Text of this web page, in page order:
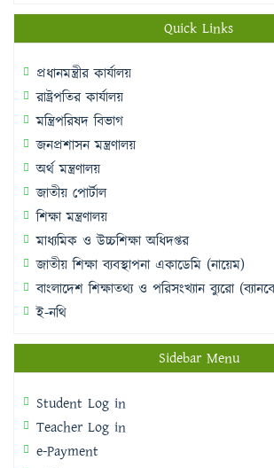
Quick Links
প্রধানমন্ত্রীর কার্যালয়
রাষ্ট্রপতির কার্যালয়
মন্ত্রিপরিষদ বিভাগ
জনপ্রশাসন মন্ত্রণালয়
অর্থ মন্ত্রণালয়
জাতীয় পোর্টাল
শিক্ষা মন্ত্রণালয়
মাধ্যমিক ও উচ্চশিক্ষা অধিদপ্তর
জাতীয় শিক্ষা ব্যবস্থাপনা একাডেমি (নায়েম)
বাংলাদেশ শিক্ষাতথ্য ও পরিসংখ্যান ব্যুরো
ই-নথি
Sidebar Menu
Student Log in
Teacher Log in
e-Payment